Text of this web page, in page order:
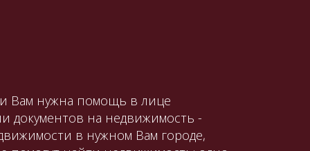
Вам нужна помощь в лице
документов на недвижимость -
в нужном Вам городе,